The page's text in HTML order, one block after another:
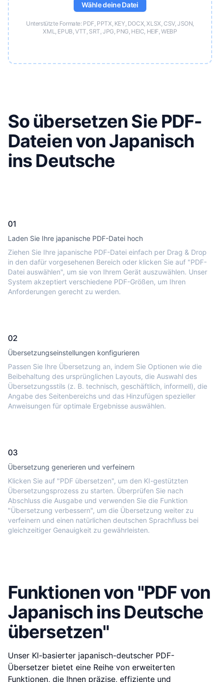
Wähle deine Datei
Unterstützte Formate: PDF, PPTX, KEY, DOCX, XLSX, CSV, JSON,
XML, EPUB, VTT, SRT, JPG, PNG, HEIC, HEIF, WEBP
So übersetzen Sie PDF-
Dateien von Japanisch
ins Deutsche
01
Laden Sie Ihre japanische PDF-Datei hoch
Ziehen Sie Ihre japanische PDF-Datei einfach per Drag & Drop
in den dafür vorgesehenen Bereich oder klicken Sie auf "PDF-
Datei auswählen", um sie von Ihrem Gerät auszuwählen. Unser
System akzeptiert verschiedene PDF-Größen, um Ihren
Anforderungen gerecht zu werden.
02
Übersetzungseinstellungen konfigurieren
Passen Sie Ihre Übersetzung an, indem Sie Optionen wie die
Beibehaltung des ursprünglichen Layouts, die Auswahl des
Übersetzungsstils (z. B. technisch, geschäftlich, informell), die
Angabe des Seitenbereichs und das Hinzufügen spezieller
Anweisungen für optimale Ergebnisse auswählen.
03
Übersetzung generieren und verfeinern
Klicken Sie auf "PDF übersetzen", um den KI-gestützten
Übersetzungsprozess zu starten. Überprüfen Sie nach
Abschluss die Ausgabe und verwenden Sie die Funktion
"Übersetzung verbessern", um die Übersetzung weiter zu
verfeinern und einen natürlichen deutschen Sprachfluss bei
gleichzeitiger Genauigkeit zu gewährleisten.
Funktionen von "PDF von
Japanisch ins Deutsche
übersetzen"
Unser KI-basierter japanisch-deutscher PDF-
Übersetzer bietet eine Reihe von erweiterten
Funktionen, die Ihnen präzise, effiziente und